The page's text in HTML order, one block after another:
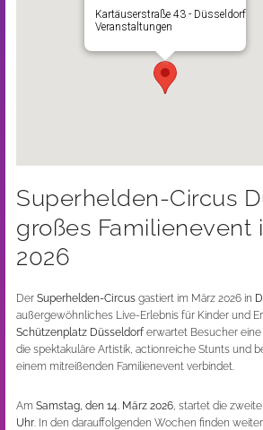
Kartäuserstraße 43 - Düsseldorf
Veranstaltungen
Superhelden-Circus
großes Familienevent
2026
DerSuperhelden-Circus gastiert im März 2026 in
außergewöhnliches Live-Erlebnis für Kinder und
Schützenplatz Düsseldorferwartet Besucher eine
die spektakuläre Artistik, actionreiche Stunts und
einem mitreißenden Familienevent verbindet.
AmSamstag, den 14. März 2026 , startet die
Uhr . In den darauffolgenden Wochen finden